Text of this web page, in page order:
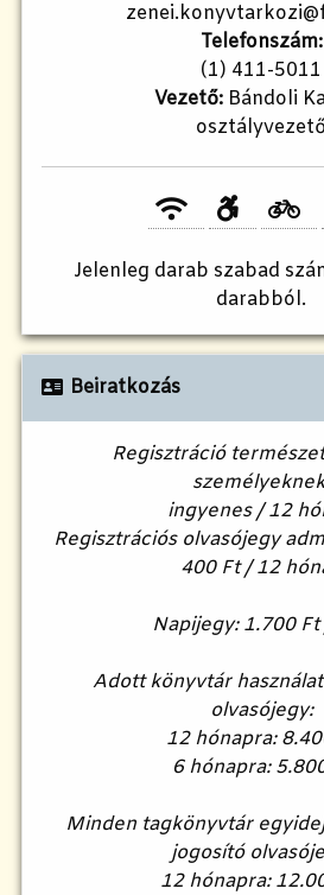
Telefonszám:
(1) 411-5011
Vezető: Bándoli
osztályvezető
Jelenleg darab szabad
darabból.
Beiratkozás
Regisztráció
ingyenes / 12
Regisztrációs olvasójegy
400 Ft / 12
Napijegy: 1.700
Adott könyvtár
olvasójegy:
12 hónapra:
6 hónapra:
Minden tagkönyvtár
jogosító
12 hónapra: